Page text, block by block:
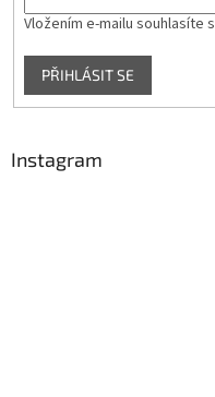
Vložením e-mailu souhlasíte s
PŘIHLÁSIT SE
Instagram